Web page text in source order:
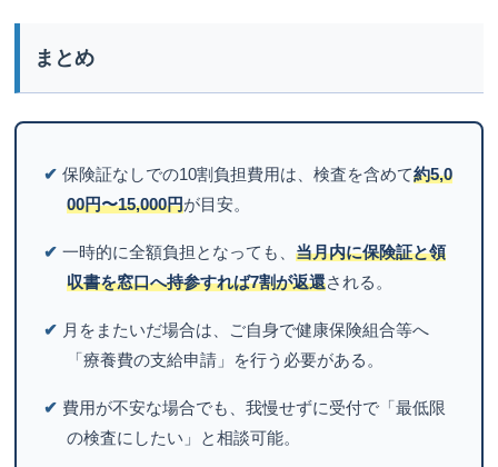
まとめ
✔ 保険証なしでの10割負担費用は、検査を含めて約5,0
00円〜15,000円が目安。
✔ 一時的に全額負担となっても、当月内に保険証と領
収書を窓口へ持参すれば7割が返還される。
✔ 月をまたいだ場合は、ご自身で健康保険組合等へ
「療養費の支給申請」を行う必要がある。
✔ 費用が不安な場合でも、我慢せずに受付で「最低限
の検査にしたい」と相談可能。